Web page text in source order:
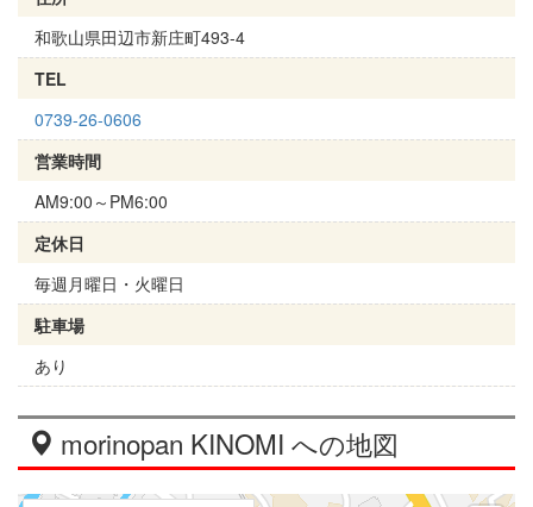
和歌山県田辺市新庄町493-4
TEL
0739-26-0606
営業時間
AM9:00～PM6:00
定休日
毎週月曜日・火曜日
駐車場
あり
morinopan KINOMI への地図